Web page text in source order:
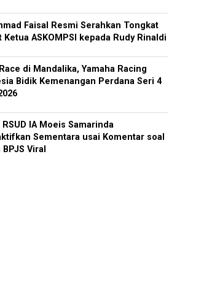
Faisal Resmi Serahkan Tongkat
Ketua ASKOMPSI kepada Rudy Rinaldi
di Mandalika, Yamaha Racing
Bidik Kemenangan Perdana Seri 4
RSUD IA Moeis Samarinda
Sementara usai Komentar soal
Viral